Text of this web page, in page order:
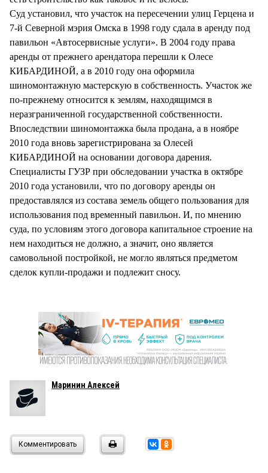
Суд установил, что участок на пересечении улиц Герцена и
7-й Северной мэрия Омска в 1998 году сдала в аренду под
павильон «Автосервисные услуги». В 2004 году права
аренды от прежнего арендатора перешли к Олесе
КИБАРДИНОЙ, а в 2010 году она оформила
шиномонтажную мастерскую в собственность. Участок же
по-прежнему относится к землям, находящимся в
неразграниченной государственной собственности.
Впоследствии шиномонтажка была продана, а в ноябре
2010 года вновь зарегистрирована за Олесей
КИБАРДИНОЙ на основании договора дарения.
Специалисты ГУЗР при обследовании участка в октябре
2010 года установили, что по договору аренды он
предоставлялся из состава земель общего пользования для
использования под временный павильон. И, по мнению
суда, по условиям этого договора капитальное строение на
нем находиться не должно, а значит, оно является
самовольной постройкой, не могло являться предметом
сделок купли-продажи и подлежит сносу.
Маринин Алексей
Комментировать